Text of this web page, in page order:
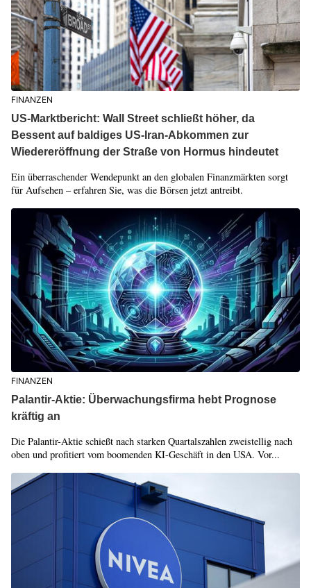
FINANZEN
US-Marktbericht: Wall Street schließt höher, da
Bessent auf baldiges US-Iran-Abkommen zur
Wiedereröffnung der Straße von Hormus hindeutet
Ein überraschender Wendepunkt an den globalen Finanzmärkten sorgt
für Aufsehen – erfahren Sie, was die Börsen jetzt antreibt.
FINANZEN
Palantir-Aktie: Überwachungsfirma hebt Prognose
kräftig an
Die Palantir-Aktie schießt nach starken Quartalszahlen zweistellig nach
oben und profitiert vom boomenden KI-Geschäft in den USA. Vor...